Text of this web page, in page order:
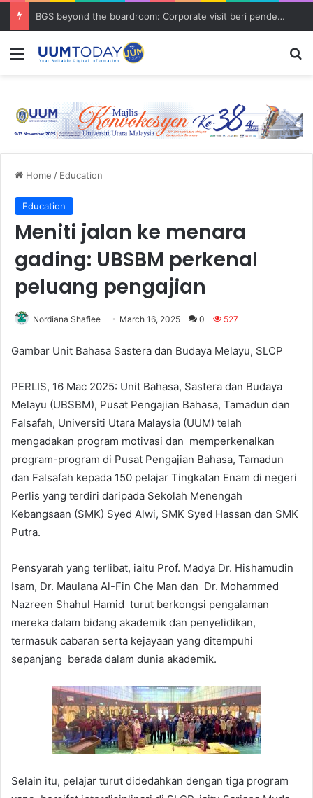
BGS beyond the boardroom: Corporate visit beri pendedahan dunia korporat kepada PELAJAR UUM
Menu
Home / Education
Education
Meniti jalan ke menara
gading: UBSBM perkenal
peluang pengajian
Nordiana Shafiee March 16, 2025 0 527
Gambar Unit Bahasa Sastera dan Budaya Melayu, SLCP
PERLIS, 16 Mac 2025: Unit Bahasa, Sastera dan Budaya
Melayu (UBSBM), Pusat Pengajian Bahasa, Tamadun dan
Falsafah, Universiti Utara Malaysia (UUM) telah
mengadakan program motivasi dan memperkenalkan
program-program di Pusat Pengajian Bahasa, Tamadun
dan Falsafah kepada 150 pelajar Tingkatan Enam di negeri
Perlis yang terdiri daripada Sekolah Menengah
Kebangsaan (SMK) Syed Alwi, SMK Syed Hassan dan SMK
Putra.
Pensyarah yang terlibat, iaitu Prof. Madya Dr. Hishamudin
Isam, Dr. Maulana Al-Fin Che Man dan Dr. Mohammed
Nazreen Shahul Hamid turut berkongsi pengalaman
mereka dalam bidang akademik dan penyelidikan,
termasuk cabaran serta kejayaan yang ditempuhi
sepanjang berada dalam dunia akademik.
Selain itu, pelajar turut didedahkan dengan tiga program